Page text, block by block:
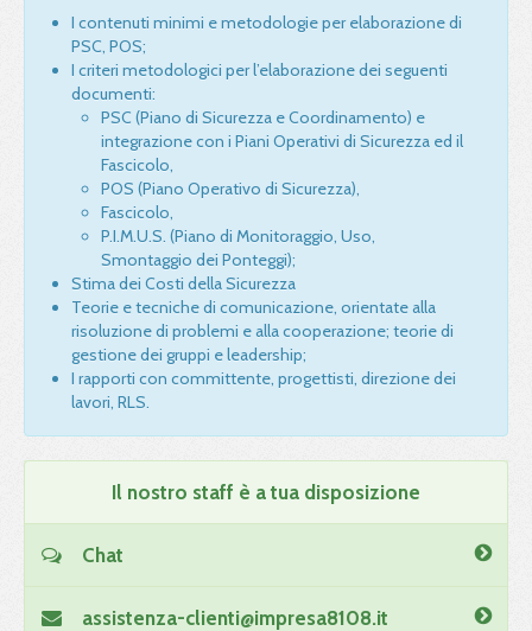
I contenuti minimi e metodologie per elaborazione di
PSC, POS;
I criteri metodologici per l’elaborazione dei seguenti
documenti:
PSC (Piano di Sicurezza e Coordinamento) e
integrazione con i Piani Operativi di Sicurezza ed il
Fascicolo,
POS (Piano Operativo di Sicurezza),
Fascicolo,
P.I.M.U.S. (Piano di Monitoraggio, Uso,
Smontaggio dei Ponteggi);
Stima dei Costi della Sicurezza
Teorie e tecniche di comunicazione, orientate alla
risoluzione di problemi e alla cooperazione; teorie di
gestione dei gruppi e leadership;
I rapporti con committente, progettisti, direzione dei
lavori, RLS.
Il nostro staff è a tua disposizione
Chat
assistenza-clienti@impresa8108.it